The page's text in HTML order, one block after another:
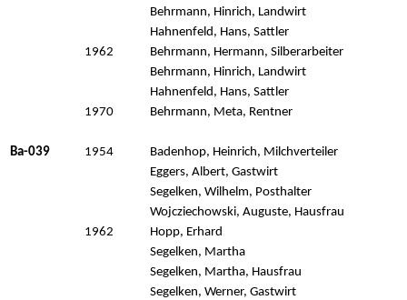
Behrmann, Hinrich, Landwirt
Hahnenfeld, Hans, Sattler
1962
Behrmann, Hermann, Silberarbeiter
Behrmann, Hinrich, Landwirt
Hahnenfeld, Hans, Sattler
1970
Behrmann, Meta, Rentner
Ba-039 1954
Badenhop, Heinrich, Milchverteiler
Eggers, Albert, Gastwirt
Segelken, Wilhelm, Posthalter
Wojcziechowski, Auguste, Hausfrau
1962
Hopp, Erhard
Segelken, Martha
Segelken, Martha, Hausfrau
Segelken, Werner, Gastwirt